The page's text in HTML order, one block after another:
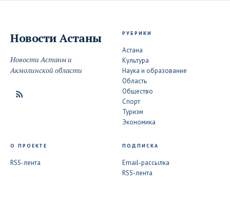
Новости Астаны
Новости Астаны и
Акмолинской области
РУБРИКИ
Астана
Культура
Наука и образование
Область
Общество
Спорт
Туризм
Экономика
О ПРОЕКТЕ
RSS-лента
ПОДПИСКА
Email-рассылка
RSS-лента